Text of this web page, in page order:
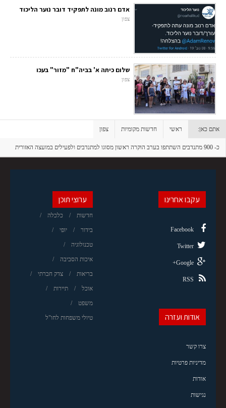
אדם רנוב מונה לתפקיד דובר נוער הליכוד
צפון
שלום כיתה א' בביה"ח "מזור" בעכו
צפון
אתם כאן: ראשי חדשות מקומיות צפון
כ- 900 מתנדבים השתתפו בערב הוקרה ראשון מסוגו למתנדבים ולפעילים במועצה האזורית
ערוצי תוכן
חדשות כלכלה
בידור יופי
טכנולוגיה
איכות הסביבה
בריאות צדק חברתי
אוכל תיירות
משפט
טיולי משפחות לחו"ל
עקבו אחרינו
Facebook
Twitter
Google+
RSS
אודות ועזרה
צרו קשר
מדיניות פרטיות
אודות
נגישות